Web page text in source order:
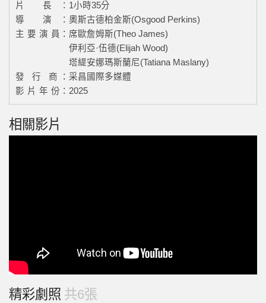
片 長： 1小時35分
導 演： 奧斯古德柏金斯(Osgood Perkins)
主 要 演 員： 席歐詹姆斯(Theo James)
伊利亞·伍德(Elijah Wood)
塔緹安娜瑪斯蘭尼(Tatiana Maslany)
發 行 商： 采昌國際多媒體
影 片 年 份： 2025
相關影片
精彩劇照 共6張